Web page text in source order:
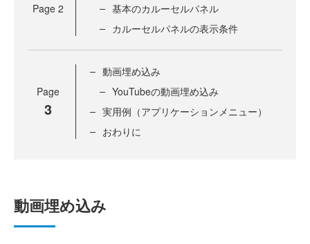
Page 2
基本のカルーセルパネル
カルーセルパネルの表示条件
Page
3
動画埋め込み
YouTubeの動画埋め込み
実用例（アプリケーションメニュー）
おわりに
動画埋め込み